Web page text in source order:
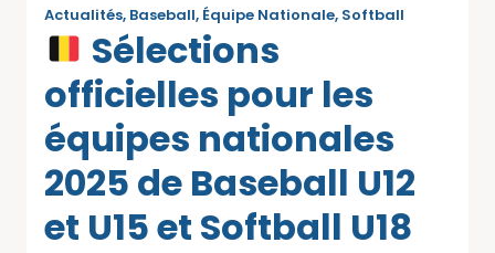
Actualités, Baseball, Équipe Nationale, Softball
Sélections
officielles pour les
équipes nationales
2025 de Baseball U12
et U15 et Softball U18